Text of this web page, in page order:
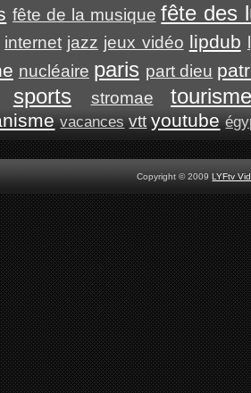
fête de la musique fête des
internet jazz jeux vidéo lipdub
nucléaire paris part dieu
sports stromae
vacances vtt youtube
Copyright © 2009LYFtv